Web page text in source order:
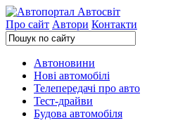
Про сайт Автори Контакти
Автоновини
Нові автомобілі
Телепередачі про авто
Тест-драйви
Будова автомобіля